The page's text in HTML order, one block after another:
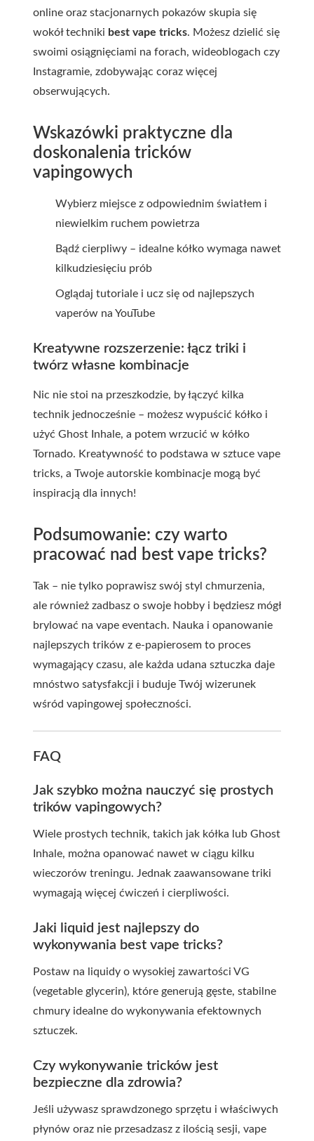
online oraz stacjonarnych pokazów skupia się
wokół techniki best vape tricks. Możesz dzielić się
swoimi osiągnięciami na forach, wideoblogach czy
Instagramie, zdobywając coraz więcej
obserwujących.
Wskazówki praktyczne dla
doskonalenia tricków
vapingowych
Wybierz miejsce z odpowiednim światłem i
niewielkim ruchem powietrza
Bądź cierpliwy – idealne kółko wymaga nawet
kilkudziesięciu prób
Oglądaj tutoriale i ucz się od najlepszych
vaperów na YouTube
Kreatywne rozszerzenie: łącz triki i
twórz własne kombinacje
Nic nie stoi na przeszkodzie, by łączyć kilka
technik jednocześnie – możesz wypuścić kółko i
użyć Ghost Inhale, a potem wrzucić w kółko
Tornado. Kreatywność to podstawa w sztuce vape
tricks, a Twoje autorskie kombinacje mogą być
inspiracją dla innych!
Podsumowanie: czy warto
pracować nad best vape tricks?
Tak – nie tylko poprawisz swój styl chmurzenia,
ale również zadbasz o swoje hobby i będziesz mógł
brylować na vape eventach. Nauka i opanowanie
najlepszych trików z e-papierosem to proces
wymagający czasu, ale każda udana sztuczka daje
mnóstwo satysfakcji i buduje Twój wizerunek
wśród vapingowej społeczności.
FAQ
Jak szybko można nauczyć się prostych
trików vapingowych?
Wiele prostych technik, takich jak kółka lub Ghost
Inhale, można opanować nawet w ciągu kilku
wieczorów treningu. Jednak zaawansowane triki
wymagają więcej ćwiczeń i cierpliwości.
Jaki liquid jest najlepszy do
wykonywania best vape tricks?
Postaw na liquidy o wysokiej zawartości VG
(vegetable glycerin), które generują gęste, stabilne
chmury idealne do wykonywania efektownych
sztuczek.
Czy wykonywanie tricków jest
bezpieczne dla zdrowia?
Jeśli używasz sprawdzonego sprzętu i właściwych
płynów oraz nie przesadzasz z ilością sesji, vape